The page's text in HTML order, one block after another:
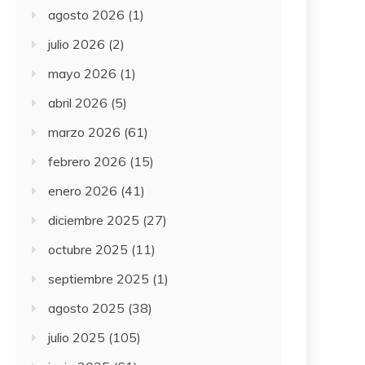
agosto 2026 (1)
julio 2026 (2)
mayo 2026 (1)
abril 2026 (5)
marzo 2026 (61)
febrero 2026 (15)
enero 2026 (41)
diciembre 2025 (27)
octubre 2025 (11)
septiembre 2025 (1)
agosto 2025 (38)
julio 2025 (105)